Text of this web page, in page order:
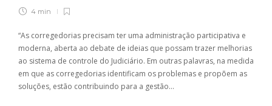
4 min
“As corregedorias precisam ter uma administração participativa e
moderna, aberta ao debate de ideias que possam trazer melhorias
ao sistema de controle do Judiciário. Em outras palavras, na medida
em que as corregedorias identificam os problemas e propõem as
soluções, estão contribuindo para a gestão…